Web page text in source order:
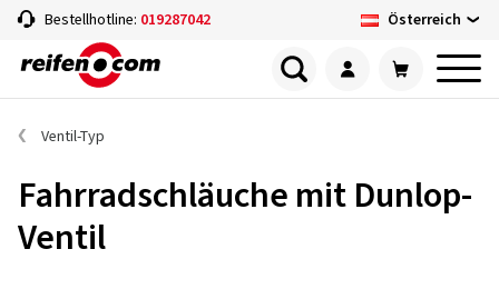
Bestellhotline: 019287042 Österreich
Ventil-Typ
Fahrradschläuche mit Dunlop-
Ventil